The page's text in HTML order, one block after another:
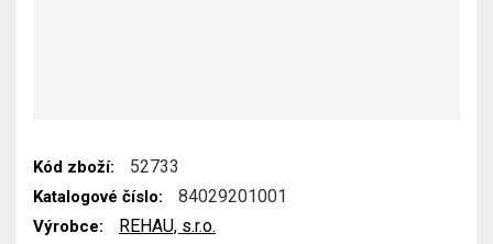
Kód zboží: 52733
Katalogové číslo: 84029201001
Výrobce: REHAU, s.r.o.